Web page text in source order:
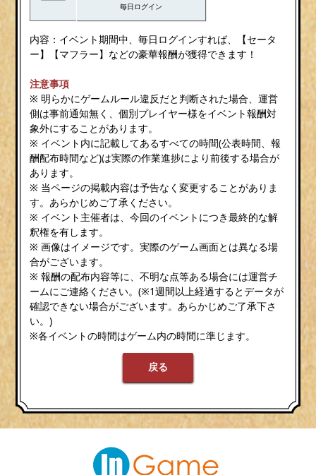
毎日ログイン
内容：イベント期間中、毎日ログインすれば、【セータ
ー】【マフラー】などの豪華報酬が獲得できます！
注意事項
※ 明らかにゲームルール違反だと判断された場合、運営
側は事前通知無く、個別プレイヤー様をイベント報酬対
象外にすることがあります。
※ イベント内に記載してあるすべての時間(公表時間、報
酬配布時間など)は実際の作業進捗により前後する場合が
あります。
※ 当ページの掲載内容は予告なく変更することがありま
す。あらかじめご了承ください。
※ イベント主催者は、今回のイベントにつき最終的な解
釈権を有します。
※ 画像はイメージです。実際のゲーム画面とは異なる場
合がございます。
※ 報酬の配布内容等に、不明な点等ある場合には運営チ
ームにご連絡ください。(※1週間以上経過するとデータが
確認できない場合がございます。あらかじめご了承下さ
い。)
※各イベントの時間はゲーム内の時間に準じます。
戻る